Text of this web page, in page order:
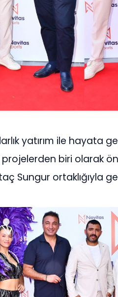
yatırım ile hayata
biri olarak
Sungur ortaklığıyla